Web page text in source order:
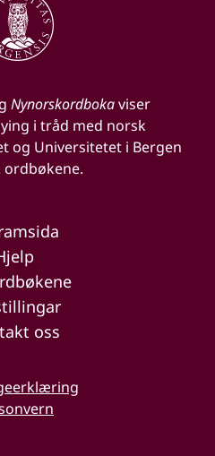
Nynorskordbokaviser
i tråd med norsk
og Universitetet i Bergen
ordbøkene.
oss